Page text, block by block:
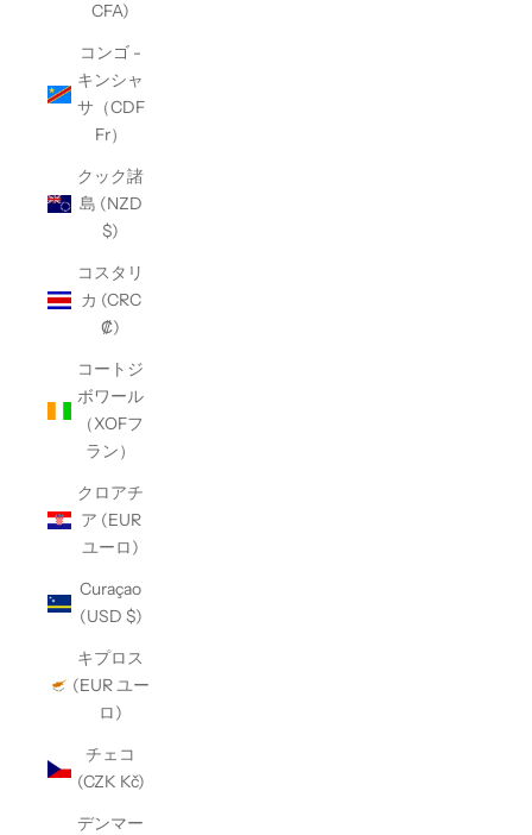
CFA)
コンゴ -
キンシャ
サ（CDF
Fr）
クック諸
島 (NZD
$)
コスタリ
カ (CRC
₡)
コートジ
ボワール
（XOFフ
ラン）
クロアチ
ア (EUR
ユーロ)
Curaçao
(USD $)
キプロス
(EUR ユー
ロ)
チェコ
(CZK Kč)
デンマー